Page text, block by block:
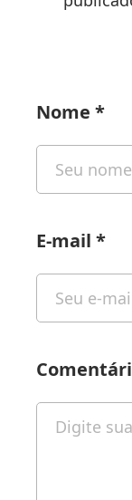
Nome *
E-mail *